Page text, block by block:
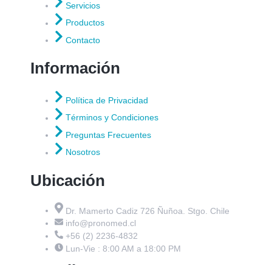
Servicios
Productos
Contacto
Información
Política de Privacidad
Términos y Condiciones
Preguntas Frecuentes
Nosotros
Ubicación
Dr. Mamerto Cadiz 726 Ñuñoa. Stgo. Chile
info@pronomed.cl
+56 (2) 2236-4832
Lun-Vie : 8:00 AM a 18:00 PM